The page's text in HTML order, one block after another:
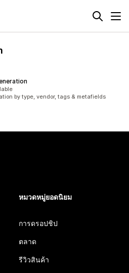
by type, vendor, tags & metafields
หมวดหมู่ยอดนิยม
การดรอปชิป
ตลาด
รีวิวสินค้า